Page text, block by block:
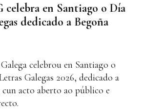
en Santiago o Día
dedicado a Begoña
celebrou en Santiago o
Galegas 2026, dedicado a
cun acto aberto ao público e